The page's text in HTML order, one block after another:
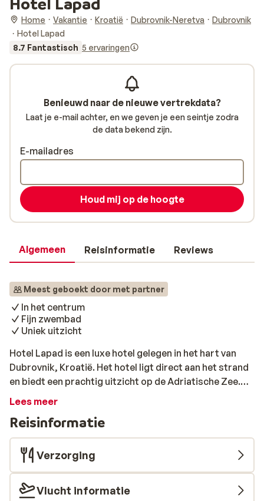
Home Vakantie Kroatië Dubrovnik-Neretva
Dubrovnik
Hotel Lapad
8.7 Fantastisch 5 ervaringen
Algemeen Reisinformatie Reviews
Meest geboekt door met partner
In het centrum
Fijn zwembad
Uniek uitzicht
Hotel Lapad is een luxe hotel gelegen in het hart van
Dubrovnik, Kroatië. Het hotel ligt direct aan het strand
en biedt een prachtig uitzicht op de Adriatische Zee.
Hotel Lapad is de perfecte keuze voor reizigers die op
historische stad. Hotel Lapad heeft een groot
zwembad met ligbedden en parasols, waar je heerlijk
kunt ontspannen en genieten van de zon. Het hotel
heeft ook een spa met een sauna, een Turks stoombad
en massages. In de omgeving van het hotel vind je tal
van restaurants, bars en winkels.
Lees meer
Reisinformatie
Verzorging
Vlucht informatie
Benieuwd naar de nieuwe vertrekdata?
Laat je e-mail achter, en we geven je een seintje zodra
de data bekend zijn.
E-mailadres
Houd mij op de hoogte